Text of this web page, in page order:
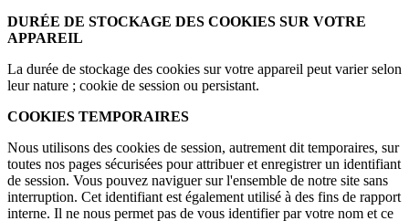
DURÉE DE STOCKAGE DES COOKIES SUR VOTRE
APPAREIL
La durée de stockage des cookies sur votre appareil peut varier selon
leur nature ; cookie de session ou persistant.
COOKIES TEMPORAIRES
Nous utilisons des cookies de session, autrement dit temporaires, sur
toutes nos pages sécurisées pour attribuer et enregistrer un identifiant
de session. Vous pouvez naviguer sur l'ensemble de notre site sans
interruption. Cet identifiant est également utilisé à des fins de rapport
interne. Il ne nous permet pas de vous identifier par votre nom et ce